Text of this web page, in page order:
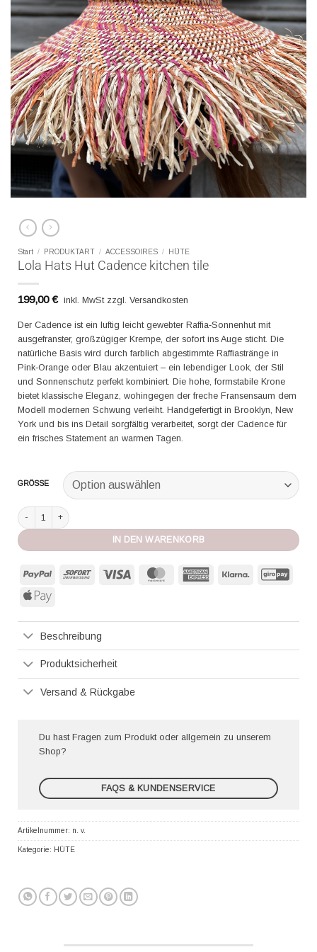
Start / PRODUKTART / ACCESSOIRES / HÜTE
Lola Hats Hut Cadence kitchen tile
199,00€ inkl. MwSt zzgl. Versandkosten
Der Cadence ist ein luftig leicht gewebter Raffia‑Sonnenhut mit
ausgefranster, großzügiger Krempe, der sofort ins Auge sticht. Die
natürliche Basis wird durch farblich abgestimmte Raffiastränge in
Pink‑Orange oder Blau akzentuiert – ein lebendiger Look, der Stil
und Sonnenschutz perfekt kombiniert. Die hohe, formstabile Krone
bietet klassische Eleganz, wohingegen der freche Fransensaum dem
Modell modernen Schwung verleiht. Handgefertigt in Brooklyn, New
York und bis ins Detail sorgfältig verarbeitet, sorgt der Cadence für
ein frisches Statement an warmen Tagen.
GRÖSSE
Lola Hats Hut Cadence kitchen tile Menge
IN DEN WARENKORB
PayPal Sofort MasterCard American
Klarna
Apple
Beschreibung
Produktsicherheit
Versand & Rückgabe
Du hast Fragen zum Produkt oder allgemein zu unserem
Shop?
FAQS & KUNDENSERVICE
Artikelnummer: n. v.
Kategorie: HÜTE